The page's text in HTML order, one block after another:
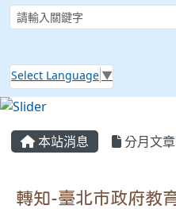
Select Language ▼
本站消息 分月文章
轉知-臺北市政府教